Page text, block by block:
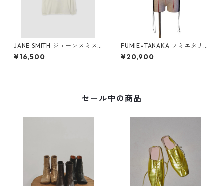
JANE SMITH ジェーンスミス I
VORY SERRA REDONDO BE
ACH, CA L/S T-SHIRT (WHT)
¥16,500
FUMIE=TANAKA フミエタナ
カ sheer gather bustier F26
S37（BLK）
¥20,900
セール中の商品